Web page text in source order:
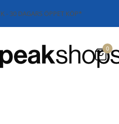
- 30 DAGARS ÖPPET KÖP*
0